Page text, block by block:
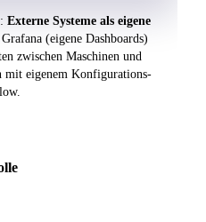
Externe Systeme als eigene
(eigene Dashboards)
zwischen Maschinen und
mit eigenem Konfigurations-